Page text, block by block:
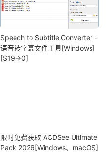
Speech to Subtitle Converter -
语音转字幕文件工具[Windows]
[$19→0]
限时免费获取 ACDSee Ultimate
Pack 2026[Windows、macOS]